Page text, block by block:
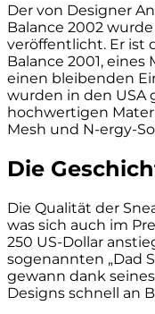
Der von Designer
Balance 2002
veröffentlicht. Er ist
Balance 2001, eines
einen bleibenden
wurden in den USA
hochwertigen
Mesh und N-ergy-
Die
Die Qualität der
was sich auch im
250 US-Dollar
sogenannten „Dad
gewann dank
Designs schnell an